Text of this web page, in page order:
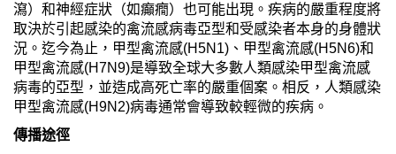
瀉）和神經症狀（如癲癇）也可能出現。疾病的嚴重程度將
取決於引起感染的禽流感病毒亞型和受感染者本身的身體狀
況。迄今為止，甲型禽流感(H5N1)、甲型禽流感(H5N6)和
甲型禽流感(H7N9)是導致全球大多數人類感染甲型禽流感
病毒的亞型，並造成高死亡率的嚴重個案。相反，人類感染
甲型禽流感(H9N2)病毒通常會導致較輕微的疾病。
傳播途徑